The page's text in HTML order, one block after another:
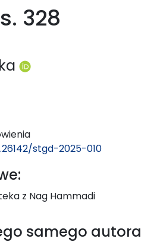
328
stgd-2025-010
z Nag Hammadi
samego autora